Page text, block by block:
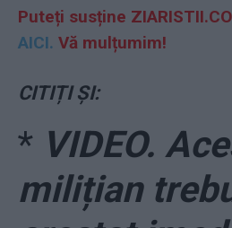
Puteți susține
AICI. Vă mulțumim!
CITIȚI ȘI:
* VIDEO.
milițian